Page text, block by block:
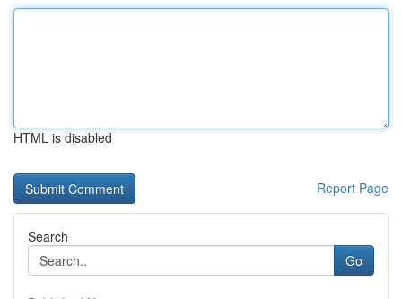
HTML is disabled
Report Page
Search
Go